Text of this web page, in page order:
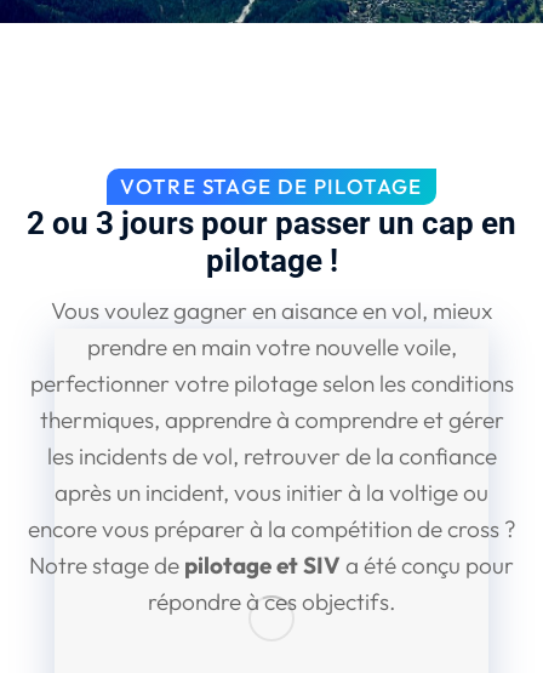
VOTRE STAGE DE PILOTAGE
2 ou 3 jours pour passer un cap en
pilotage !
Vous voulez gagner en aisance en vol, mieux
prendre en main votre nouvelle voile,
perfectionner votre pilotage selon les conditions
thermiques, apprendre à comprendre et gérer
les incidents de vol, retrouver de la confiance
après un incident, vous initier à la voltige ou
encore vous préparer à la compétition de cross ?
Notre stage de pilotage et SIV a été conçu pour
répondre à ces objectifs.